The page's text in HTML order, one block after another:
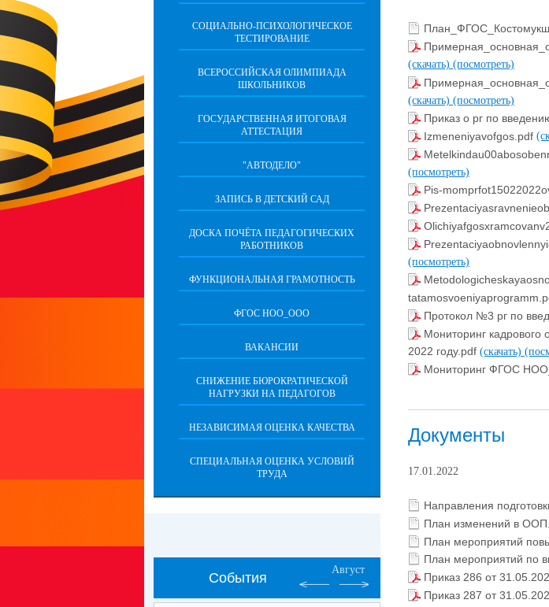
(скачать) (посмотреть)
(скачать) (посмотреть)
Приказ о рг по
Izmeneniyavofgos.pdf
(посмотреть)
Pis-
(посмотреть)
Протокол №3 рг по
Мониторинг
2022 году.pdf (скачать)
Мониторинг ФГОС
Документы
17.01.2022
Направления
План изменений в
План мероприятий
План мероприятий по
Приказ 286 от
Приказ 287 от
СОЦИАЛЬНО-ПСИХОЛОГИЧЕСКОЕ
ТЕСТИРОВАНИЕ
ВСЕРОССИЙСКАЯ ОЛИМПИАДА
ШКОЛЬНИКОВ
ГОСУДАРСТВЕННАЯ ИТОГОВАЯ
АТТЕСТАЦИЯ
"АВТОДЕЛО"
ЗАПИСЬ В ДЕТСКИЙ САД
ДОСКА ПОЧЁТА ПЕДАГОГИЧЕСКИХ
РАБОТНИКОВ
ФУНКЦИОНАЛЬНАЯ ГРАМОТНОСТЬ
ФГОС НОО_ООО
ВАКАНСИИ
СНИЖЕНИЕ БЮРОКРАТИЧЕСКОЙ
НАГРУЗКИ НА ПЕДАГОГОВ
НЕЗАВИСИМАЯ ОЦЕНКА КАЧЕСТВА
СПЕЦИАЛЬНАЯ ОЦЕНКА УСЛОВИЙ
ТРУДА
События
Август